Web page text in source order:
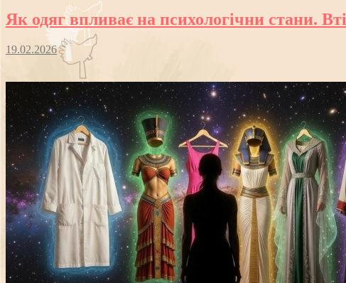
Як одяг впливає на психологічни стани.
19.02.2026